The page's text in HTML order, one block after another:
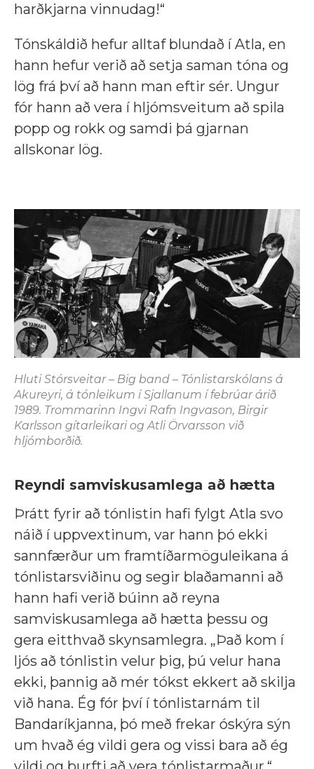
harðkjarna vinnudag!“
Tónskáldið hefur alltaf blundað í Atla, en
hann hefur verið að setja saman tóna og
lög frá því að hann man eftir sér. Ungur
fór hann að vera í hljómsveitum að spila
popp og rokk og samdi þá gjarnan
allskonar lög.
Hluti Stórsveitar – Big band – Tónlistarskólans á
Akureyri, á tónleikum í Sjallanum í febrúar árið
1989. Trommarinn Ingvi Rafn Ingvason, Birgir
Karlsson gítarleikari og Atli Örvarsson við
hljómborðið.
Reyndi samviskusamlega að hætta
Þrátt fyrir að tónlistin hafi fylgt Atla svo
náið í uppvextinum, var hann þó ekki
sannfærður um framtíðarmöguleikana á
tónlistarsviðinu og segir blaðamanni að
hann hafi verið búinn að reyna
samviskusamlega að hætta þessu og
gera eitthvað skynsamlegra. „Það kom í
ljós að tónlistin velur þig, þú velur hana
ekki, þannig að mér tókst ekkert að skilja
við hana. Ég fór því í tónlistarnám til
Bandaríkjanna, þó með frekar óskýra sýn
um hvað ég vildi gera og vissi bara að ég